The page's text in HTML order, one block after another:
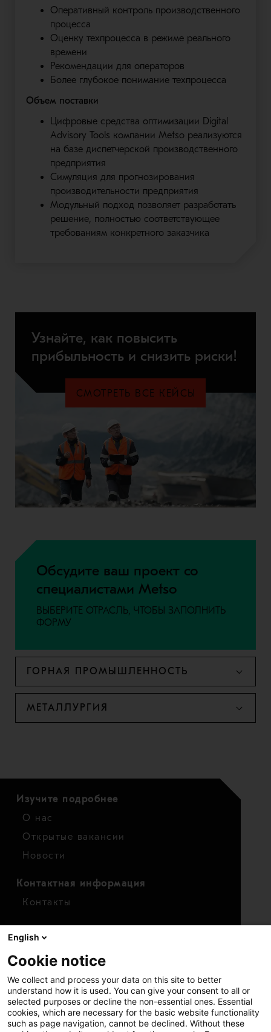
Оперативный контроль производственного
процесса
Оценку техпроцесса в режиме реального
времени
Рекомендации для операторов
Более глубокое понимание техпроцесса
Объем поставки
Цифровые средства оптимизации Digital
Advisory Tools компании Metso реализуются
на базе диспетчерской производственного
предприятия
Симуляция для прогнозирования
производительности предприятия
Модульный подход позволяет разработать
решение, полностью соответствующее
требованиям конкретного заказчика
Узнайте, как повысить
прибыльность и снизить риски!
СМОТРЕТЬ ВСЕ КЕЙСЫ
Обсудите ваш проект со
специалистами Metso
ВЫБЕРИТЕ ОТРАСЛЬ, ЧТОБЫ ЗАПОЛНИТЬ
ФОРМУ
ГОРНАЯ ПРОМЫШЛЕННОСТЬ
МЕТАЛЛУРГИЯ
Изучите подробнее
О нас
Открытые вакансии
Новости
Контактная информация
Контакты
Финансовые показатели
Акции
English
Cookie notice
We collect and process your data on this site to better
understand how it is used. You can give your consent to all or
selected purposes or decline the non-essential ones. Essential
cookies, which are necessary for the basic website functionality
such as page navigation, cannot be declined. Without these